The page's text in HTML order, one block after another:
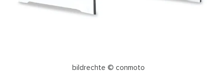
bildrechte © conmoto